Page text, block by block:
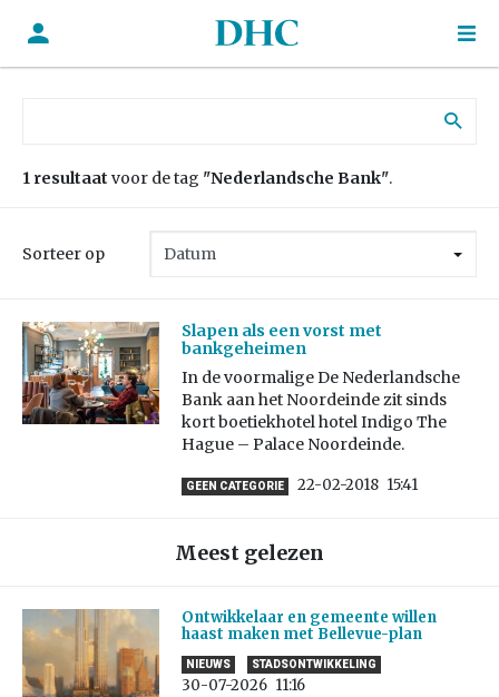
1 resultaat voor de tag "Nederlandsche Bank".
Sorteer op
Slapen als een vorst met
bankgeheimen
In de voormalige De Nederlandsche
Bank aan het Noordeinde zit sinds
kort boetiekhotel hotel Indigo The
Hague – Palace Noordeinde.
GEEN CATEGORIE 22-02-2018 15:41
Meest gelezen
Ontwikkelaar en gemeente willen
haast maken met Bellevue-plan
NIEUWS STADSONTWIKKELING
30-07-2026 11:16